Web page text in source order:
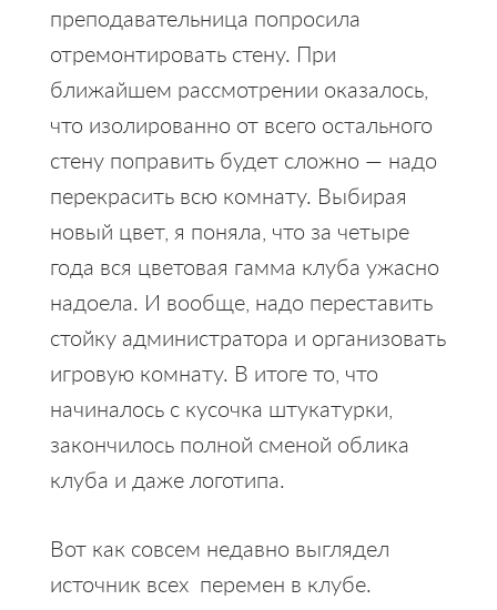
преподавательница попросила
отремонтировать стену. При
ближайшем рассмотрении оказалось,
что изолированно от всего остального
стену поправить будет сложно — надо
перекрасить всю комнату. Выбирая
новый цвет, я поняла, что за четыре
года вся цветовая гамма клуба ужасно
надоела. И вообще, надо переставить
стойку администратора и организовать
игровую комнату. В итоге то, что
начиналось с кусочка штукатурки,
закончилось полной сменой облика
клуба и даже логотипа.
Вот как совсем недавно выглядел
источник всех перемен в клубе.